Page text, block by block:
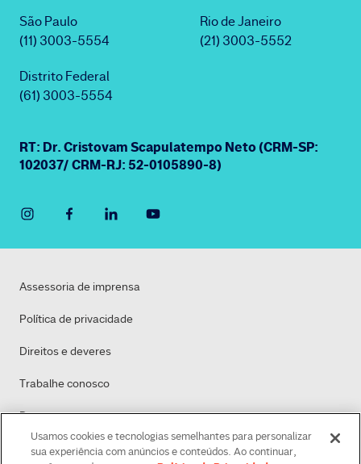
São Paulo
(11) 3003-5554
Rio de Janeiro
(21) 3003-5552
Distrito Federal
(61) 3003-5554
RT: Dr. Cristovam Scapulatempo Neto (CRM-SP:
102037/ CRM-RJ: 52-0105890-8)
Assessoria de imprensa
Política de privacidade
Direitos e deveres
Trabalhe conosco
Dasa
Política de Cookies
Usamos cookies e tecnologias semelhantes para personalizar
sua experiência com anúncios e conteúdos. Ao continuar,